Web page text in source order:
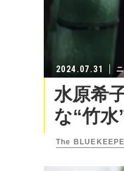
2024.07.31
水原希
な“竹
The